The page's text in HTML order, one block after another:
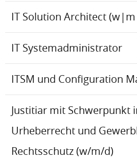
IT Solution Architect
IT Systemadministrator
ITSM und Configuration
Justitiar mit Schwerpunkt
Urheberrecht und
Rechtsschutz (w/m/d)